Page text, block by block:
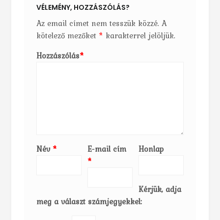
VÉLEMÉNY, HOZZÁSZÓLÁS?
Az email címet nem tesszük közzé. A
kötelező mezőket * karakterrel jelöljük.
Hozzászólás*
Név *
E-mail cím
*
Honlap
Kérjük, adja
meg a választ számjegyekkel: